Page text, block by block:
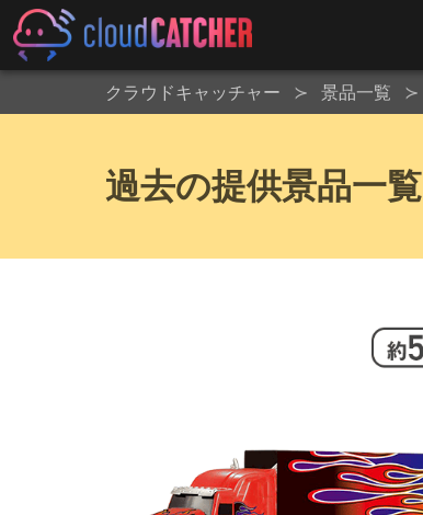
クラウドキャッチャー 景品一覧
過去の提供景品一覧